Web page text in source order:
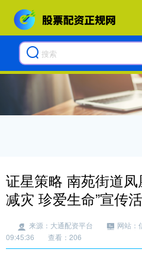
证星策略 南苑街道
减灾 珍爱生命”宣传
来源：大通配资平台 网站：
09:45:36
查看：206